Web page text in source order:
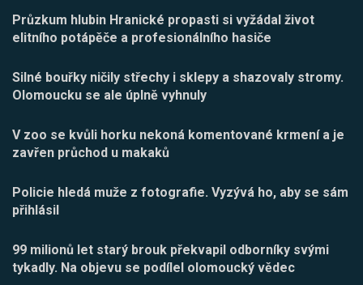
Průzkum hlubin Hranické propasti si vyžádal život
elitního potápěče a profesionálního hasiče
Silné bouřky ničily střechy i sklepy a shazovaly stromy.
Olomoucku se ale úplně vyhnuly
V zoo se kvůli horku nekoná komentované krmení a je
zavřen průchod u makaků
Policie hledá muže z fotografie. Vyzývá ho, aby se sám
přihlásil
99 milionů let starý brouk překvapil odborníky svými
tykadly. Na objevu se podílel olomoucký vědec